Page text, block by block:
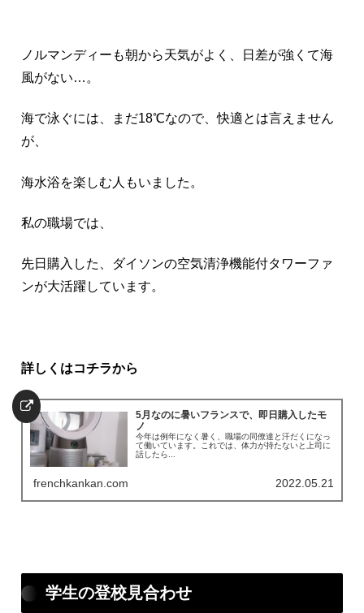
ノルマンディーも朝から天気がよく、日差が強くて海
風がない…。
海で泳ぐには、まだ18℃なので、快適とは言えません
が、
海水浴を楽しむ人もいました。
私の職場では、
先日購入した、ダイソンの空気清浄機能付タワーファ
ンが大活躍しています。
詳しくはコチラから
5月なのに暑いフランスで、即日購入したモ
ノ
今年は例年になく暑く、職場の同僚達と汗だくになっ
て働いています。これでは、体力が持たないと上司に
話したら...
frenchkankan.com 2022.05.21
学生の登校見合わせ